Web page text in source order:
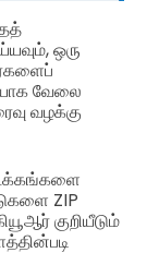
ஒரு
வேலை
வழக்கு
ZIP
குறியீடும்